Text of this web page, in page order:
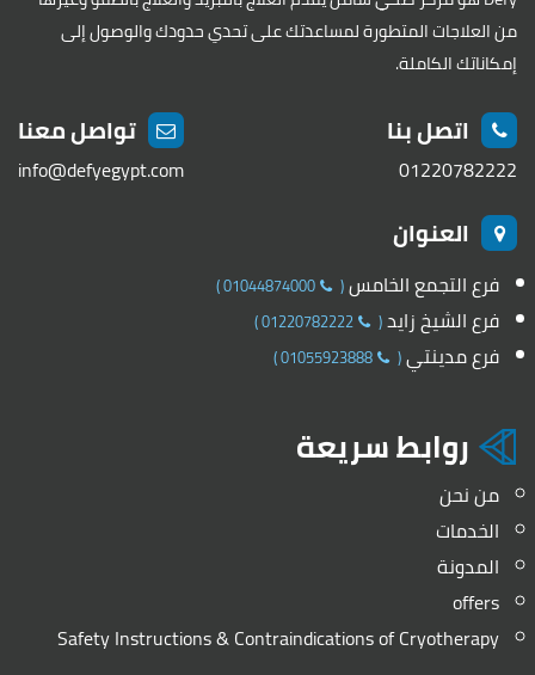
من العلاجات المتطورة لمساعدتك على تحدي حدودك والوصول إلى
إمكاناتك الكاملة.
اتصل بنا
01220782222
تواصل معنا
info@defyegypt.com
العنوان
فرع التجمع الخامس(
01044874000
)
فرع الشيخ زايد(
01220782222
)
فرع مدينتي(
01055923888
)
روابط سريعة
من نحن
الخدمات
المدونة
offers
Safety Instructions & Contraindications of Cryotherapy